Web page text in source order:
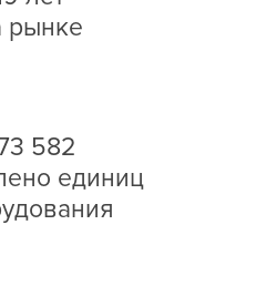
рынке
582
единиц